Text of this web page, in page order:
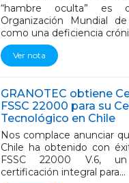
“hambre oculta” es
Organización Mundial
como una deficiencia
Ver nota
GRANOTEC obtiene
FSSC 22000 para su
Tecnológico en Chile
Nos complace anunciar
Chile ha obtenido con
FSSC 22000 V.6,
certificación integral para...